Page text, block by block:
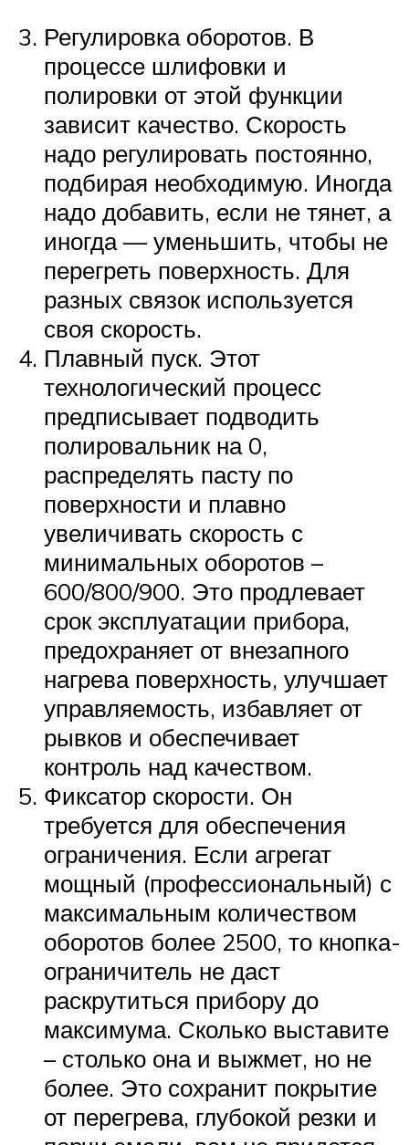
Регулировка оборотов. В
процессе шлифовки и
полировки от этой функции
зависит качество. Скорость
надо регулировать постоянно,
подбирая необходимую. Иногда
надо добавить, если не тянет, а
иногда — уменьшить, чтобы не
перегреть поверхность. Для
разных связок используется
своя скорость.
Плавный пуск. Этот
технологический процесс
предписывает подводить
полировальник на 0,
распределять пасту по
поверхности и плавно
увеличивать скорость с
минимальных оборотов –
600/800/900. Это продлевает
срок эксплуатации прибора,
предохраняет от внезапного
нагрева поверхность, улучшает
управляемость, избавляет от
рывков и обеспечивает
контроль над качеством.
Фиксатор скорости. Он
требуется для обеспечения
ограничения. Если агрегат
мощный (профессиональный) с
максимальным количеством
оборотов более 2500, то кнопка-
ограничитель не даст
раскрутиться прибору до
максимума. Сколько выставите
– столько она и выжмет, но не
более. Это сохранит покрытие
от перегрева, глубокой резки и